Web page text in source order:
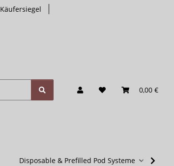
Käufersiegel
0,00 €
Disposable & Prefilled Pod Systeme